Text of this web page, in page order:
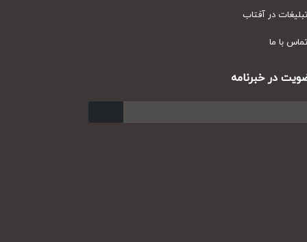
در آفتاب
با ما
در خبرنامه